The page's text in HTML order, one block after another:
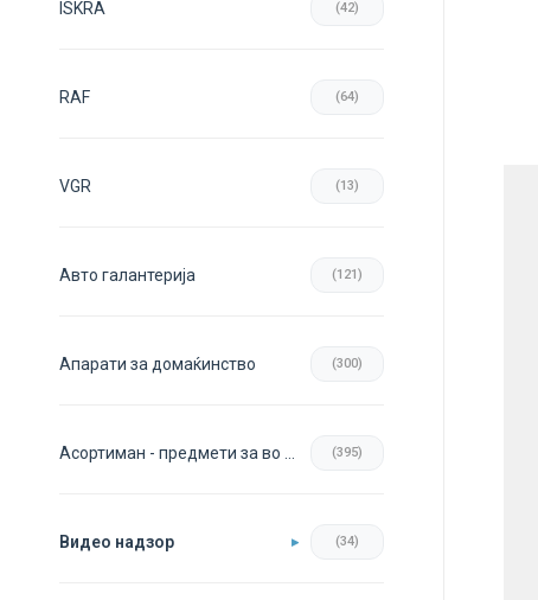
ISKRA (42)
RAF (64)
VGR (13)
Авто галантерија (121)
Апарати за домаќинство (300)
(395)
Видео надзор (34)